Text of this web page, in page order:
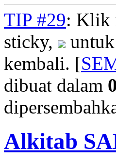
TIP #29: Klik
sticky,
kembali. [
dibuat dalam
Alkitab